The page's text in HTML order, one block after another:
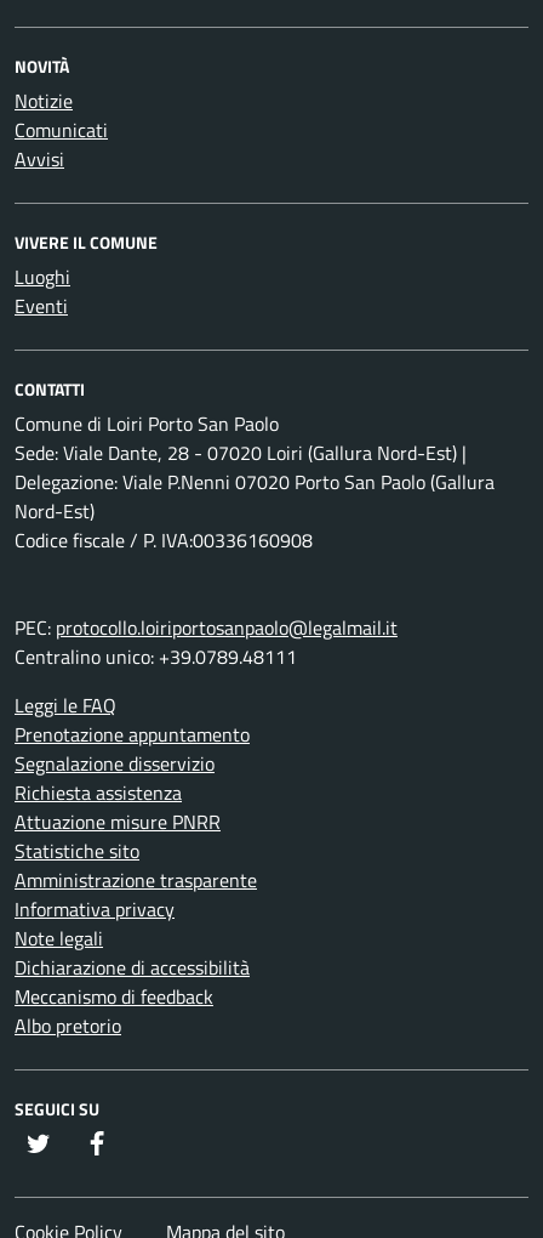
NOVITÀ
Notizie
Comunicati
Avvisi
VIVERE IL COMUNE
Luoghi
Eventi
CONTATTI
Comune di Loiri Porto San Paolo
Sede: Viale Dante, 28 - 07020 Loiri (Gallura Nord-Est) |
Delegazione: Viale P.Nenni 07020 Porto San Paolo (Gallura
Nord-Est)
Codice fiscale / P. IVA:00336160908
PEC: protocollo.loiriportosanpaolo@legalmail.it
Centralino unico: +39.0789.48111
Leggi le FAQ
Prenotazione appuntamento
Segnalazione disservizio
Richiesta assistenza
Attuazione misure PNRR
Statistiche sito
Amministrazione trasparente
Informativa privacy
Note legali
Dichiarazione di accessibilità
Meccanismo di feedback
Albo pretorio
SEGUICI SU
twitter